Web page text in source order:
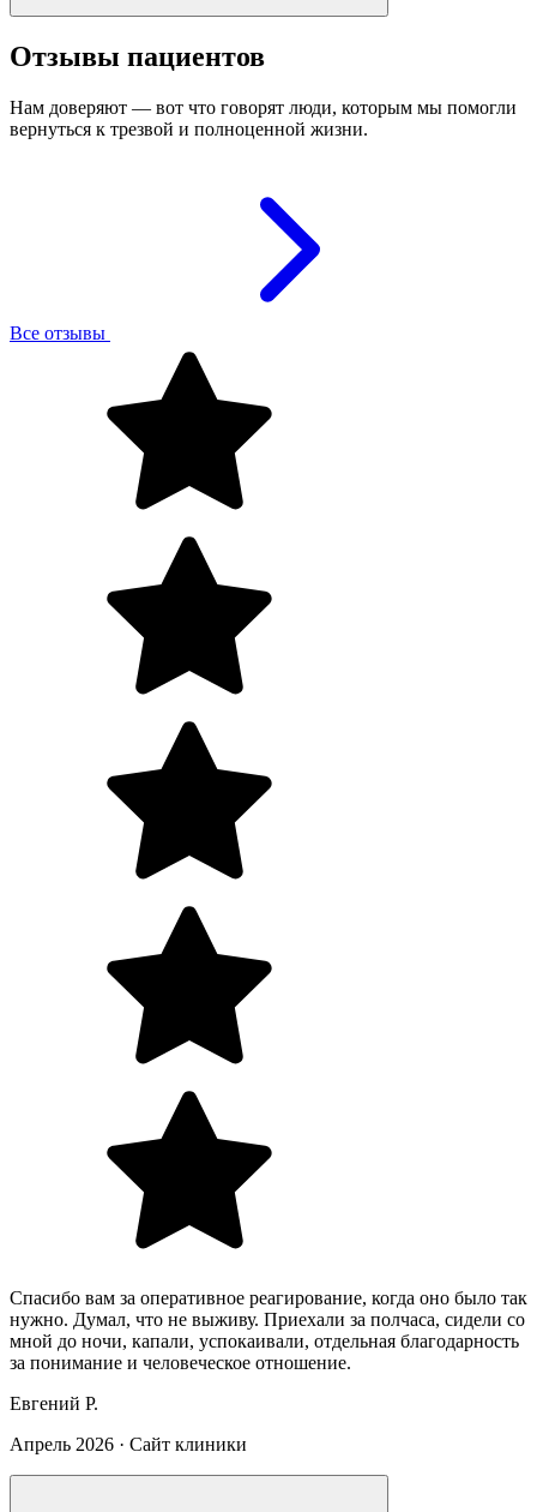
Отзывы пациентов
Нам доверяют — вот что говорят люди, которым мы помогли
вернуться к трезвой и полноценной жизни.
Все отзывы
Спасибо вам за оперативное реагирование, когда оно было так
нужно. Думал, что не выживу. Приехали за полчаса, сидели со
мной до ночи, капали, успокаивали, отдельная благодарность
за понимание и человеческое отношение.
Евгений Р.
Апрель 2026 · Сайт клиники